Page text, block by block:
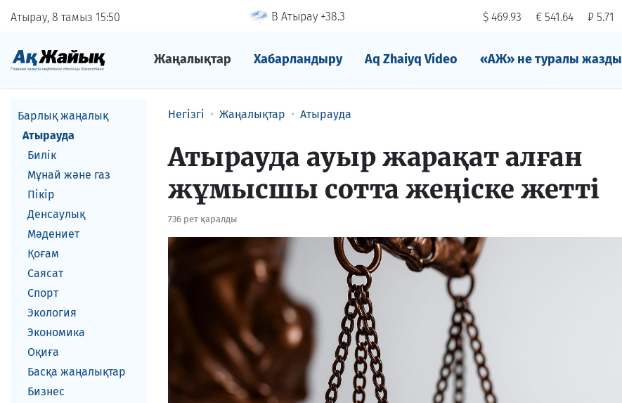
Атырау, 8 тамыз 15 50 В Атырау +38.3 $ 469.93 € 541.64 ₽ 5.71
Жаңалықтар Хабарландыру Aq Zhaiyq Video «АЖ» не туралы жазды
Барлық жаңалық
Атырауда
Билік
Мұнай және газ
Пікір
Денсаулық
Мәдениет
Қоғам
Саясат
Спорт
Экология
Экономика
Оқиға
Басқа жаңалықтар
Бизнес
Негізгі Жаңалықтар Атырауда
Атырауда ауыр жарақат алған
жұмысшы сотта жеңіске жетті
736 рет қаралды